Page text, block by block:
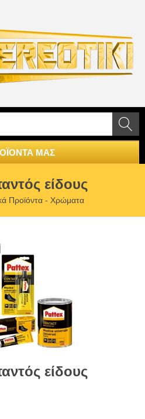
ΜΑΣ
είδους
Προϊόντα - Χρώματα
είδους